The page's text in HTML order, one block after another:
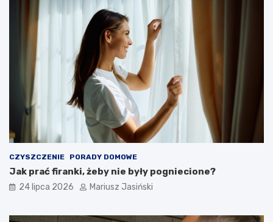
CZYSZCZENIE PORADY DOMOWE
Jak prać firanki, żeby nie były pogniecione?
24 lipca 2026 Mariusz Jasiński